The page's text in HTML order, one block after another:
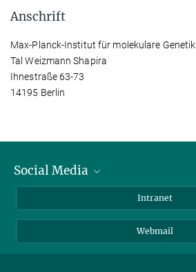
Anschrift
Max-Planck-Institut für molekulare Genetik
Tal Weizmann Shapira
Ihnestraße 63-73
14195 Berlin
Social Media
Intranet
Webmail